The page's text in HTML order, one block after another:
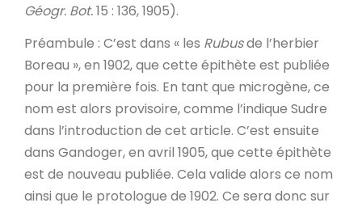
Géogr. Bot.15 : 136, 1905).
Préambule : C’est dans « les Rubusde l’herbier
Boreau », en 1902, que cette épithète est publiée
pour la première fois. En tant que microgène, ce
nom est alors provisoire, comme l’indique Sudre
dans l’introduction de cet article. C’est ensuite
dans Gandoger, en avril 1905, que cette épithète
est de nouveau publiée. Cela valide alors ce nom
ainsi que le protologue de 1902. Ce sera donc sur